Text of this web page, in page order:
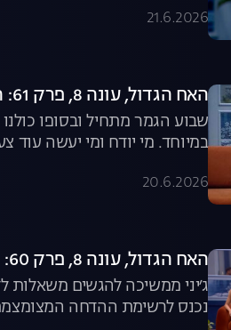
21.6.2026
האח הגדול, עונה 8, פרק 61: הדחה מפחידה
במיוחד. מי יודח ומי יעשה עוד
20.6.2026
האח הגדול, עונה 8, פרק 60: משדר הדחה!
ג׳יני ממשיכה להגשים משאלות
נכנס לרשימת ההדחה המצומצמת? ואת מי אתם תחליטו